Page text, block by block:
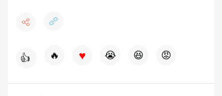
👍 🔥 ♥ 😭 😆 😡